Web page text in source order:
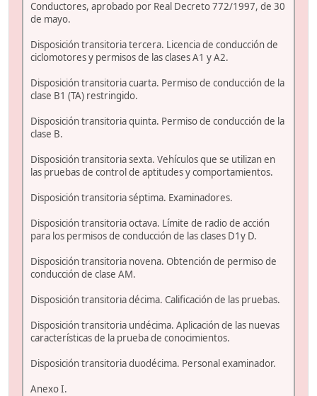
Conductores, aprobado por Real Decreto 772/1997, de 30
de mayo.
Disposición transitoria tercera. Licencia de conducción de
ciclomotores y permisos de las clases A1 y A2.
Disposición transitoria cuarta. Permiso de conducción de la
clase B1 (TA) restringido.
Disposición transitoria quinta. Permiso de conducción de la
clase B.
Disposición transitoria sexta. Vehículos que se utilizan en
las pruebas de control de aptitudes y comportamientos.
Disposición transitoria séptima. Examinadores.
Disposición transitoria octava. Límite de radio de acción
para los permisos de conducción de las clases D1y D.
Disposición transitoria novena. Obtención de permiso de
conducción de clase AM.
Disposición transitoria décima. Calificación de las pruebas.
Disposición transitoria undécima. Aplicación de las nuevas
características de la prueba de conocimientos.
Disposición transitoria duodécima. Personal examinador.
Anexo I.